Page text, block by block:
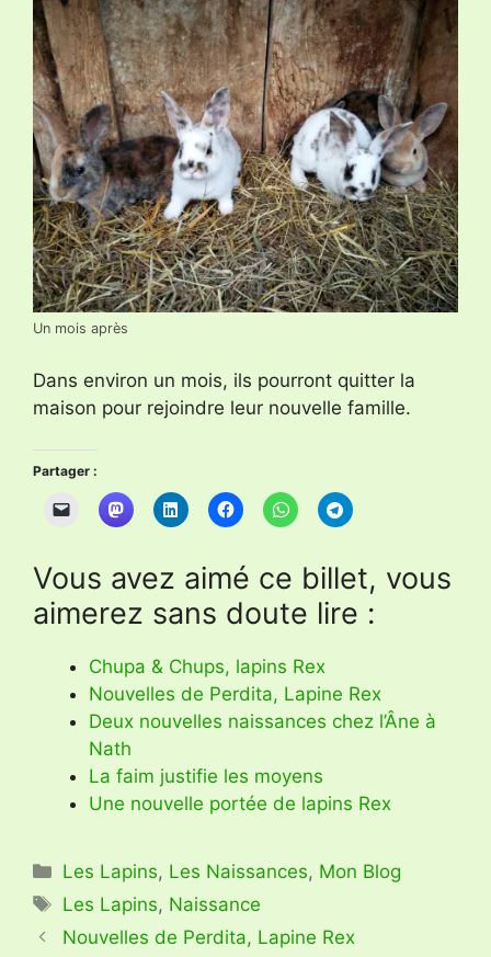
Un mois après
Dans environ un mois, ils pourront quitter la
maison pour rejoindre leur nouvelle famille.
Partager :
Vous avez aimé ce billet, vous
aimerez sans doute lire :
Chupa & Chups, lapins Rex
Nouvelles de Perdita, Lapine Rex
Deux nouvelles naissances chez l’Âne à
Nath
La faim justifie les moyens
Une nouvelle portée de lapins Rex
Catégories
Les Lapins, Les Naissances, Mon Blog
Étiquettes
Les Lapins, Naissance
Nouvelles de Perdita, Lapine Rex